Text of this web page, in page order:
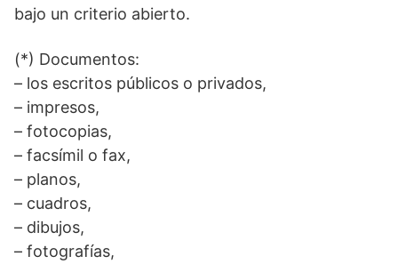
bajo un criterio abierto.
(*) Documentos:
– los escritos públicos o privados,
– impresos,
– fotocopias,
– facsímil o fax,
– planos,
– cuadros,
– dibujos,
– fotografías,